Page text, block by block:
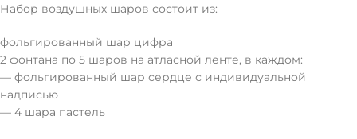
Набор воздушных шаров состоит из:
фольгированный шар цифра
2 фонтана по 5 шаров на атласной ленте, в каждом:
— фольгированный шар сердце с индивидуальной
надписью
— 4 шара пастель